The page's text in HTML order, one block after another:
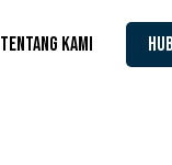
TENTANG KAMI